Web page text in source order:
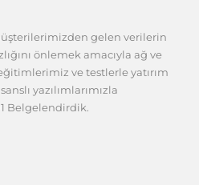
gelen verilerin
önlemek amacıyla ağ ve
ve testlerle yatırım
yazılımlarımızla
Belgelendirdik.